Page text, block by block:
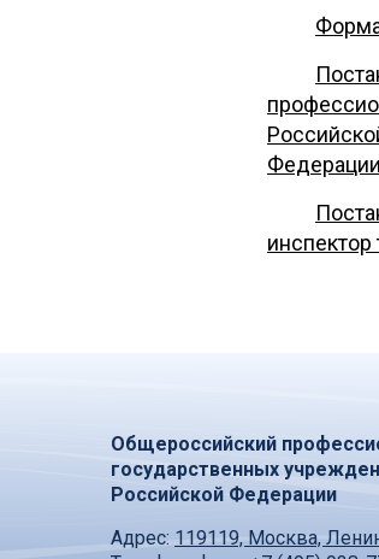
Общероссийский
государственных
Российской Федерации
Адрес: 119119, Москва,